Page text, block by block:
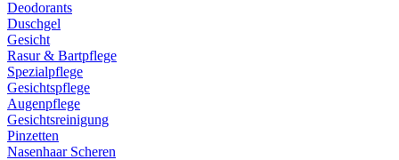
Deodorants
Duschgel
Gesicht
Rasur & Bartpflege
Spezialpflege
Gesichtspflege
Augenpflege
Gesichtsreinigung
Pinzetten
Nasenhaar Scheren